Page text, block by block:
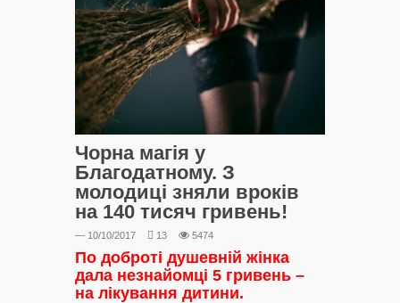
Чорна магія у
Благодатному. З
молодиці зняли вроків
на 140 тисяч гривень!
— 10/10/2017 13 5474
По доброті душевній жінка
дала незнайомці 5 гривень –
на лікування дитини.